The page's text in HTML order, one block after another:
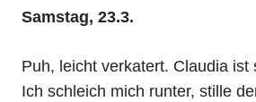
Samstag, 23.3.
Puh, leicht verkatert. Claudia ist
Ich schleich mich runter, stille